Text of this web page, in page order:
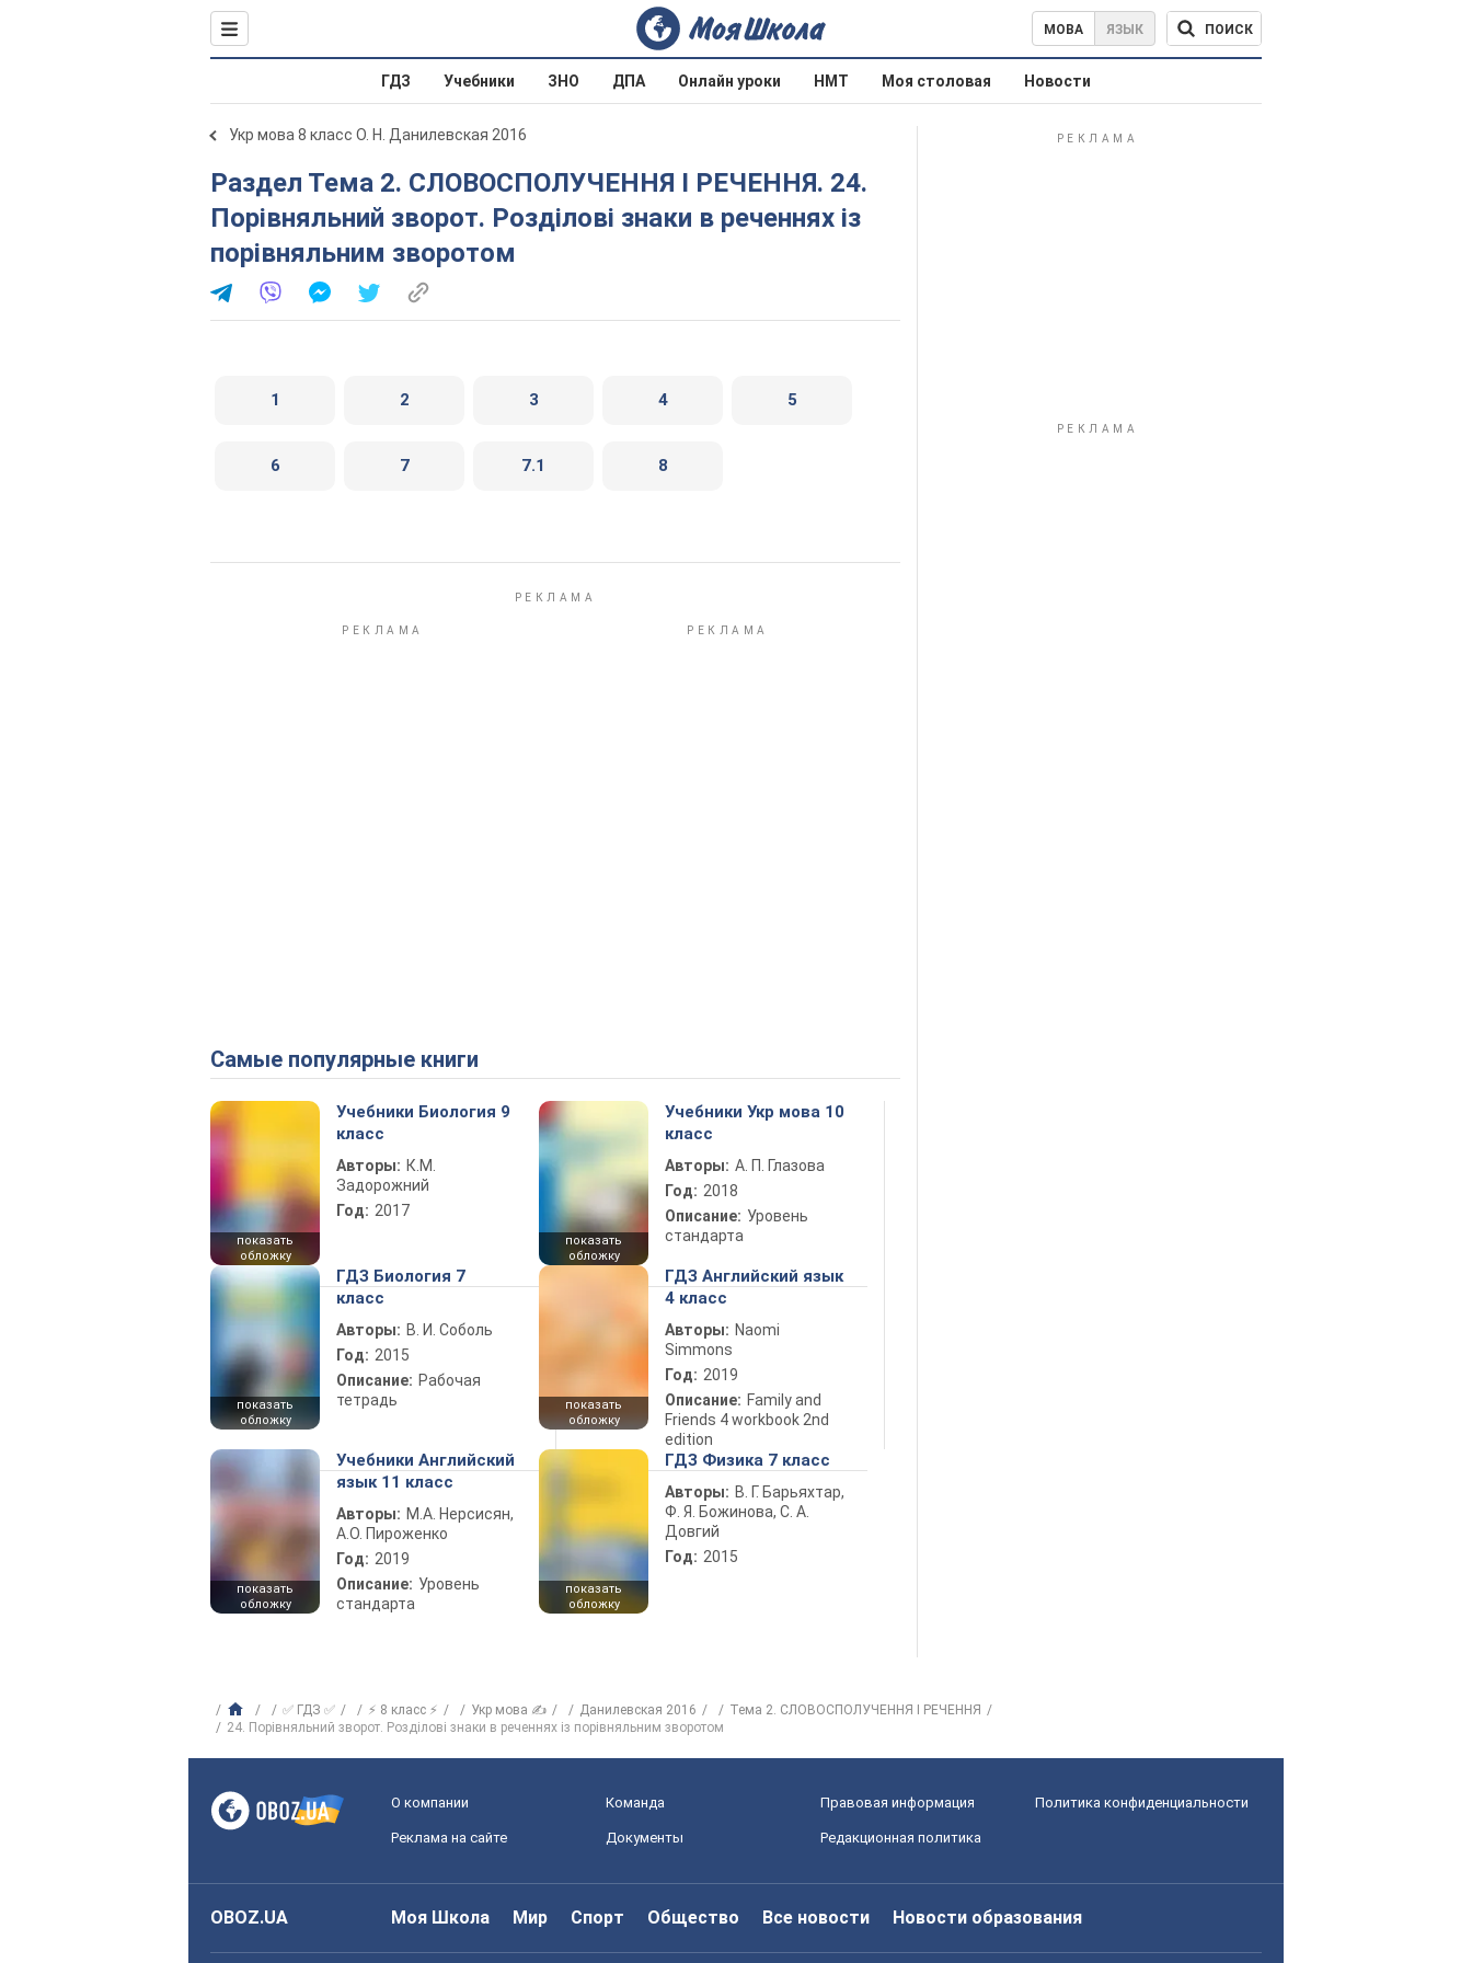
МОВА ЯЗЫК ПОИСК
ГДЗ Учебники ЗНО ДПА Онлайн уроки НМТ Моя столовая Новости
Укр мова 8 класс О. Н. Данилевская 2016
Раздел Тема 2. СЛОВОСПОЛУЧЕННЯ І РЕЧЕННЯ. 24.
Порівняльний зворот. Розділові знаки в реченнях із
порівняльним зворотом
1 2 3 4 5
6 7 7.1 8
Самые популярные книги
показать
обложку
Учебники Биология 9
класс
Авторы: К.М.
Задорожний
Год: 2017
показать
обложку
Учебники Укр мова 10
класс
Авторы: А. П. Глазова
Год: 2018
Описание: Уровень
стандарта
показать
обложку
ГДЗ Биология 7
класс
Авторы: В. И. Соболь
Год: 2015
Описание: Рабочая
тетрадь
показать
обложку
ГДЗ Английский язык
4 класс
Авторы: Naomi
Simmons
Год: 2019
Описание: Family and
Friends 4 workbook 2nd
edition
показать
обложку
Учебники Английский
язык 11 класс
Авторы: М.А. Нерсисян,
А.О. Пироженко
Год: 2019
Описание: Уровень
стандарта
показать
обложку
ГДЗ Физика 7 класс
Авторы: В. Г. Барьяхтар,
Ф. Я. Божинова, С. А.
Довгий
Год: 2015
✅ ГДЗ ✅ ⚡ 8 класс ⚡ Укр мова ✍ Данилевская 2016
Тема 2. СЛОВОСПОЛУЧЕННЯ І РЕЧЕННЯ
24. Порівняльний зворот. Розділові знаки в реченнях із порівняльним зворотом
О компании Команда Правовая информация Политика конфиденциальности
Реклама на сайте Документы Редакционная политика
OBOZ.UA Моя Школа Мир Спорт Общество Все новости Новости образования